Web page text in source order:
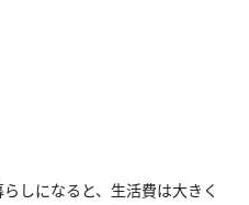
しになると、生活費は大きく